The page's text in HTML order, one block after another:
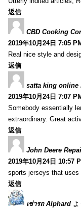
返信
CBD Cooking
2019年10月24日 7:05
Real nice style and
返信
satta king online
2019年10月24日 7:07
Somebody essentially
extraordinary. Great
返信
John Deere
2019年10月24日 10:57
sports jerseys that
返信
เช่ารถ Alphard